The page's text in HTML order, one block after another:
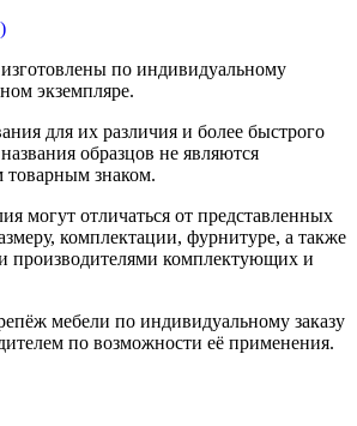
по индивидуальному
экземпляре.
для их различия и более быстрого
образцов не являются
товарным знаком.
могут отличаться от представленных
комплектации, фурнитуре, а также
производителями комплектующих и
мебели по индивидуальному заказу
по возможности её применения.